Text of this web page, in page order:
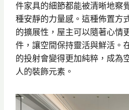
件家具的細節都能被清晰地察
種安靜的力量感。這種佈置方
的擴展性，屋主可以隨著心情
件，讓空間保持靈活與鮮活。
的投射會變得更加純粹，成為
人的裝飾元素。